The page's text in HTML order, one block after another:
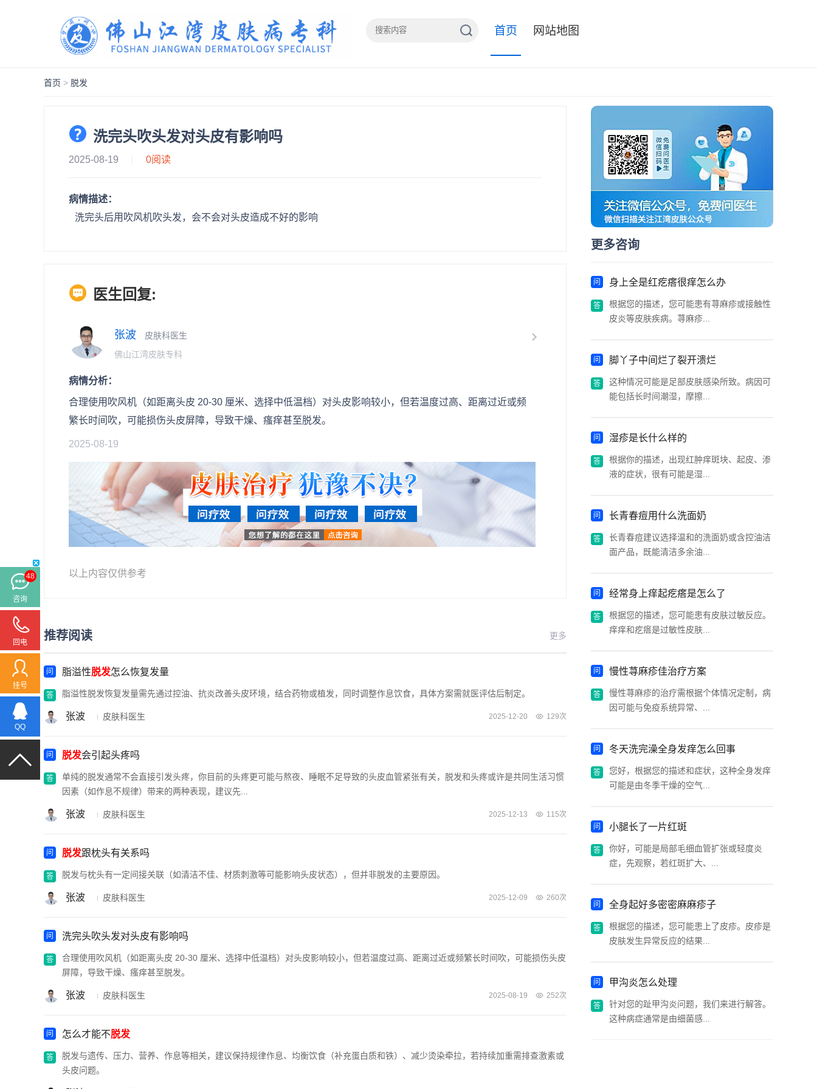
首页 网站地图
首页 > 脱发
洗完头吹头发对头皮有影响吗
2025-08-19 0阅读
病情描述：
洗完头后用吹风机吹头发，会不会对头皮造成不好的影响
医生回复:
张波
皮肤科医生
佛山江湾皮肤专科
病情分析：
合理使用吹风机（如距离头皮 20-30 厘米、选择中低温档）对头皮影响较小，但若温度过高、距离过近或频
繁长时间吹，可能损伤头皮屏障，导致干燥、瘙痒甚至脱发。
2025-08-19
以上内容仅供参考
推荐阅读 更多
脂溢性脱发怎么恢复发量
脂溢性脱发恢复发量需先通过控油、抗炎改善头皮环境，结合药物或植发，同时调整作息饮食，具体方案需就医评估后制定。
张波 皮肤科医生 2025-12-20 129次
脱发会引起头疼吗
单纯的脱发通常不会直接引发头疼，你目前的头疼更可能与熬夜、睡眠不足导致的头皮血管紧张有关，脱发和头疼或许是共同生活习惯
因素（如作息不规律）带来的两种表现，建议先...
张波 皮肤科医生 2025-12-13 115次
脱发跟枕头有关系吗
脱发与枕头有一定间接关联（如清洁不佳、材质刺激等可能影响头皮状态），但并非脱发的主要原因。
张波 皮肤科医生 2025-12-09 260次
洗完头吹头发对头皮有影响吗
合理使用吹风机（如距离头皮 20-30 厘米、选择中低温档）对头皮影响较小，但若温度过高、距离过近或频繁长时间吹，可能损伤头皮
屏障，导致干燥、瘙痒甚至脱发。
张波 皮肤科医生 2025-08-19 252次
怎么才能不脱发
脱发与遗传、压力、营养、作息等相关，建议保持规律作息、均衡饮食（补充蛋白质和铁）、减少烫染牵拉，若持续加重需排查激素或
头皮问题。
更多咨询
身上全是红疙瘩很痒怎么办
根据您的描述，您可能患有荨麻疹或接触性
皮炎等皮肤疾病。荨麻疹...
脚丫子中间烂了裂开溃烂
这种情况可能是足部皮肤感染所致。病因可
能包括长时间潮湿，摩擦...
湿疹是长什么样的
根据你的描述，出现红肿痒斑块、起皮、渗
液的症状，很有可能是湿...
长青春痘用什么洗面奶
长青春痘建议选择温和的洗面奶或含控油洁
面产品，既能清洁多余油...
经常身上痒起疙瘩是怎么了
根据您的描述，您可能患有皮肤过敏反应。
痒痒和疙瘩是过敏性皮肤...
慢性荨麻疹佳治疗方案
慢性荨麻疹的治疗需根据个体情况定制，病
因可能与免疫系统异常、...
冬天洗完澡全身发痒怎么回事
您好，根据您的描述和症状，这种全身发痒
可能是由冬季干燥的空气...
小腿长了一片红斑
你好，可能是局部毛细血管扩张或轻度炎
症，先观察，若红斑扩大、...
全身起好多密密麻麻疹子
根据您的描述，您可能患上了皮疹。皮疹是
皮肤发生异常反应的结果...
甲沟炎怎么处理
针对您的趾甲沟炎问题，我们来进行解答。
这种病症通常是由细菌感...
48
咨询
回电
挂号
QQ